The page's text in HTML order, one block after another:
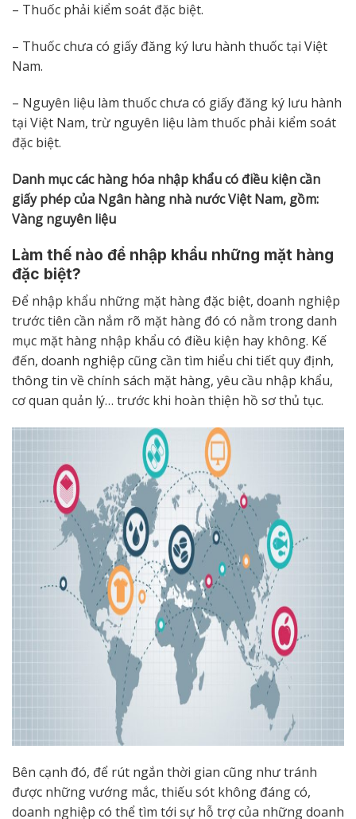
– Thuốc phải kiểm soát đặc biệt.
– Thuốc chưa có giấy đăng ký lưu hành thuốc tại Việt
Nam.
– Nguyên liệu làm thuốc chưa có giấy đăng ký lưu hành
tại Việt Nam, trừ nguyên liệu làm thuốc phải kiểm soát
đặc biệt.
Danh mục các hàng hóa nhập khẩu có điều kiện cần
giấy phép của Ngân hàng nhà nước Việt Nam, gồm:
Vàng nguyên liệu
Làm thế nào để nhập khẩu những mặt hàng
đặc biệt?
Để nhập khẩu những mặt hàng đặc biệt, doanh nghiệp
trước tiên cần nắm rõ mặt hàng đó có nằm trong danh
mục mặt hàng nhập khẩu có điều kiện hay không. Kế
đến, doanh nghiệp cũng cần tìm hiểu chi tiết quy định,
thông tin về chính sách mặt hàng, yêu cầu nhập khẩu,
cơ quan quản lý… trước khi hoàn thiện hồ sơ thủ tục.
Bên cạnh đó, để rút ngắn thời gian cũng như tránh
được những vướng mắc, thiếu sót không đáng có,
doanh nghiệp có thể tìm tới sự hỗ trợ của những doanh